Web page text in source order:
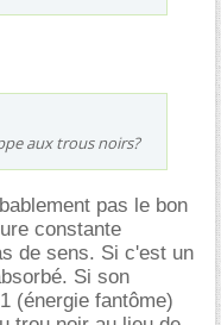
aux trous noirs?
pas le bon
constante
de sens. Si c'est un
Si son
(énergie fantôme)